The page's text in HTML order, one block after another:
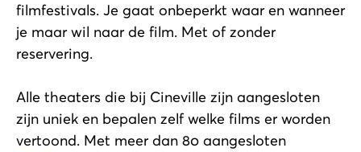
filmfestivals. Je gaat onbeperkt waar en wanneer
je maar wil naar de film. Met of zonder
reservering.
Alle theaters die bij Cineville zijn aangesloten
zijn uniek en bepalen zelf welke films er worden
vertoond. Met meer dan 80 aangesloten